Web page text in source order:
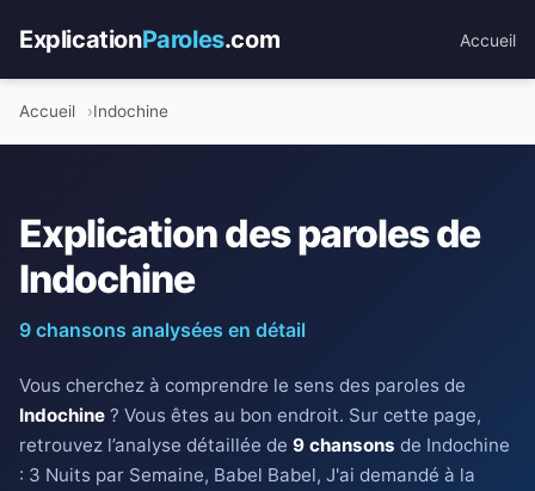
ExplicationParoles.com Accueil
Accueil Indochine
Explication des paroles de
Indochine
9 chansons analysées en détail
Vous cherchez à comprendre le sens des paroles de
Indochine ? Vous êtes au bon endroit. Sur cette page,
retrouvez l’analyse détaillée de 9 chansons de Indochine
: 3 Nuits par Semaine, Babel Babel, J'ai demandé à la